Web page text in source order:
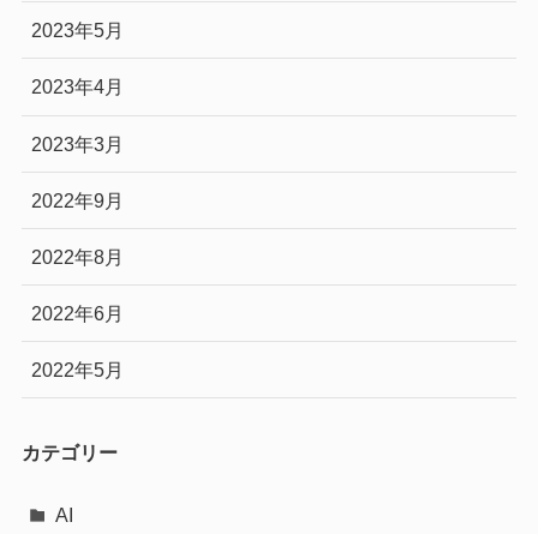
2023年5月
2023年4月
2023年3月
2022年9月
2022年8月
2022年6月
2022年5月
カテゴリー
AI